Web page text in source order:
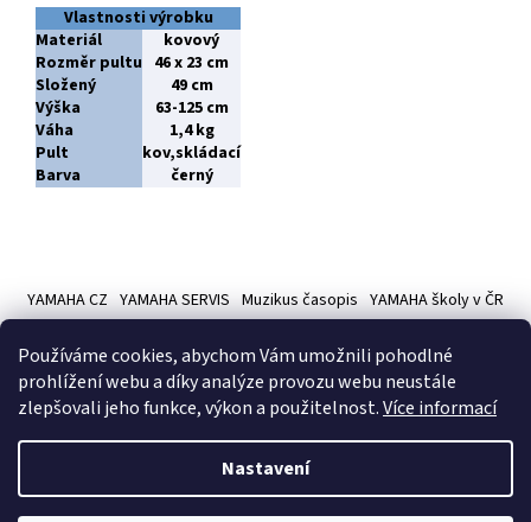
Používáme cookies, abychom Vám umožnili pohodlné
prohlížení webu a díky analýze provozu webu neustále
zlepšovali jeho funkce, výkon a použitelnost.Více informací
Nastavení
Vlastnosti výrobku
Materiál
kovový
Rozměr pultu 46 x 23 cm
Složený
49 cm
Výška
63-125 cm
Váha
1,4 kg
Pult
kov,skládací
Barva
černý
p
YAMAHA CZ YAMAHA SERVIS Muzikus časopis YAMAHA školy v ČR